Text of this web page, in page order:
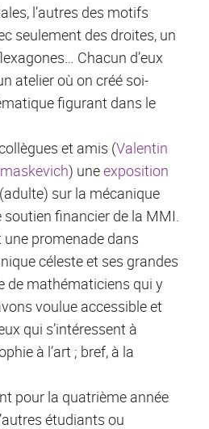
l’autres des motifs
seulement des droites, un
Chacun d’eux
atelier où on créé soi-
figurant dans le
et amis (Valentin
) uneexposition
sur la mécanique
soutien financier de la MMI.
promenade dans
céleste et ses grandes
de mathématiciens qui y
voulue accessible et
qui s’intéressent à
à l’art ; bref, à la
pour la quatrième année
étudiants ou